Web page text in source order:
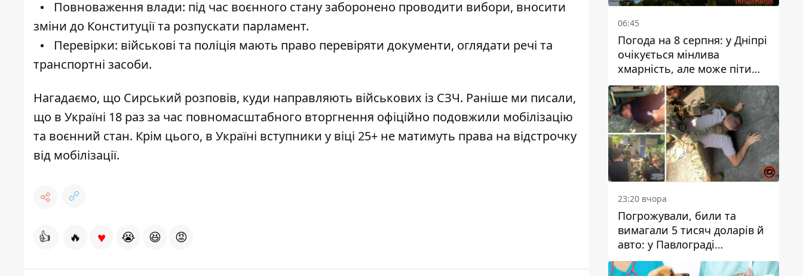
Повноваження влади: під час воєнного стану заборонено проводити вибори, вносити
зміни до Конституції та розпускати парламент.
Перевірки: військові та поліція мають право перевіряти документи, оглядати речі та
транспортні засоби.
Нагадаємо, що Сирський розповів, куди направляють військових із СЗЧ. Раніше ми писали,
що в Україні 18 раз за час повномасштабного вторгнення офіційно подовжили мобілізацію
та воєнний стан. Крім цього, в Україні вступники у віці 25+ не матимуть права на відстрочку
від мобілізації.
👍 🔥 ♥ 😭 😆 😡
06:45
Погода на 8 серпня: у Дніпрі
очікується мінлива
хмарність, але може піти
дощ
23:20 вчора
Погрожували, били та
вимагали 5 тисяч доларів й
авто: у Павлограді
затримали двох чоловіків